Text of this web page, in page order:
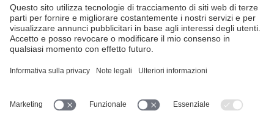
FONDATION SUISA ↗
FacebookInstagram YouTube